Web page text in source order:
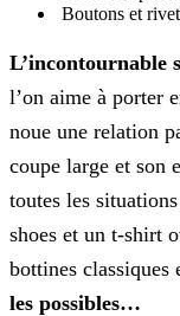
Boutons et
L’incontournable
l’on aime à porter
noue une relation
coupe large et son
toutes les
shoes et un t-shirt
bottines classiques
les possibles…